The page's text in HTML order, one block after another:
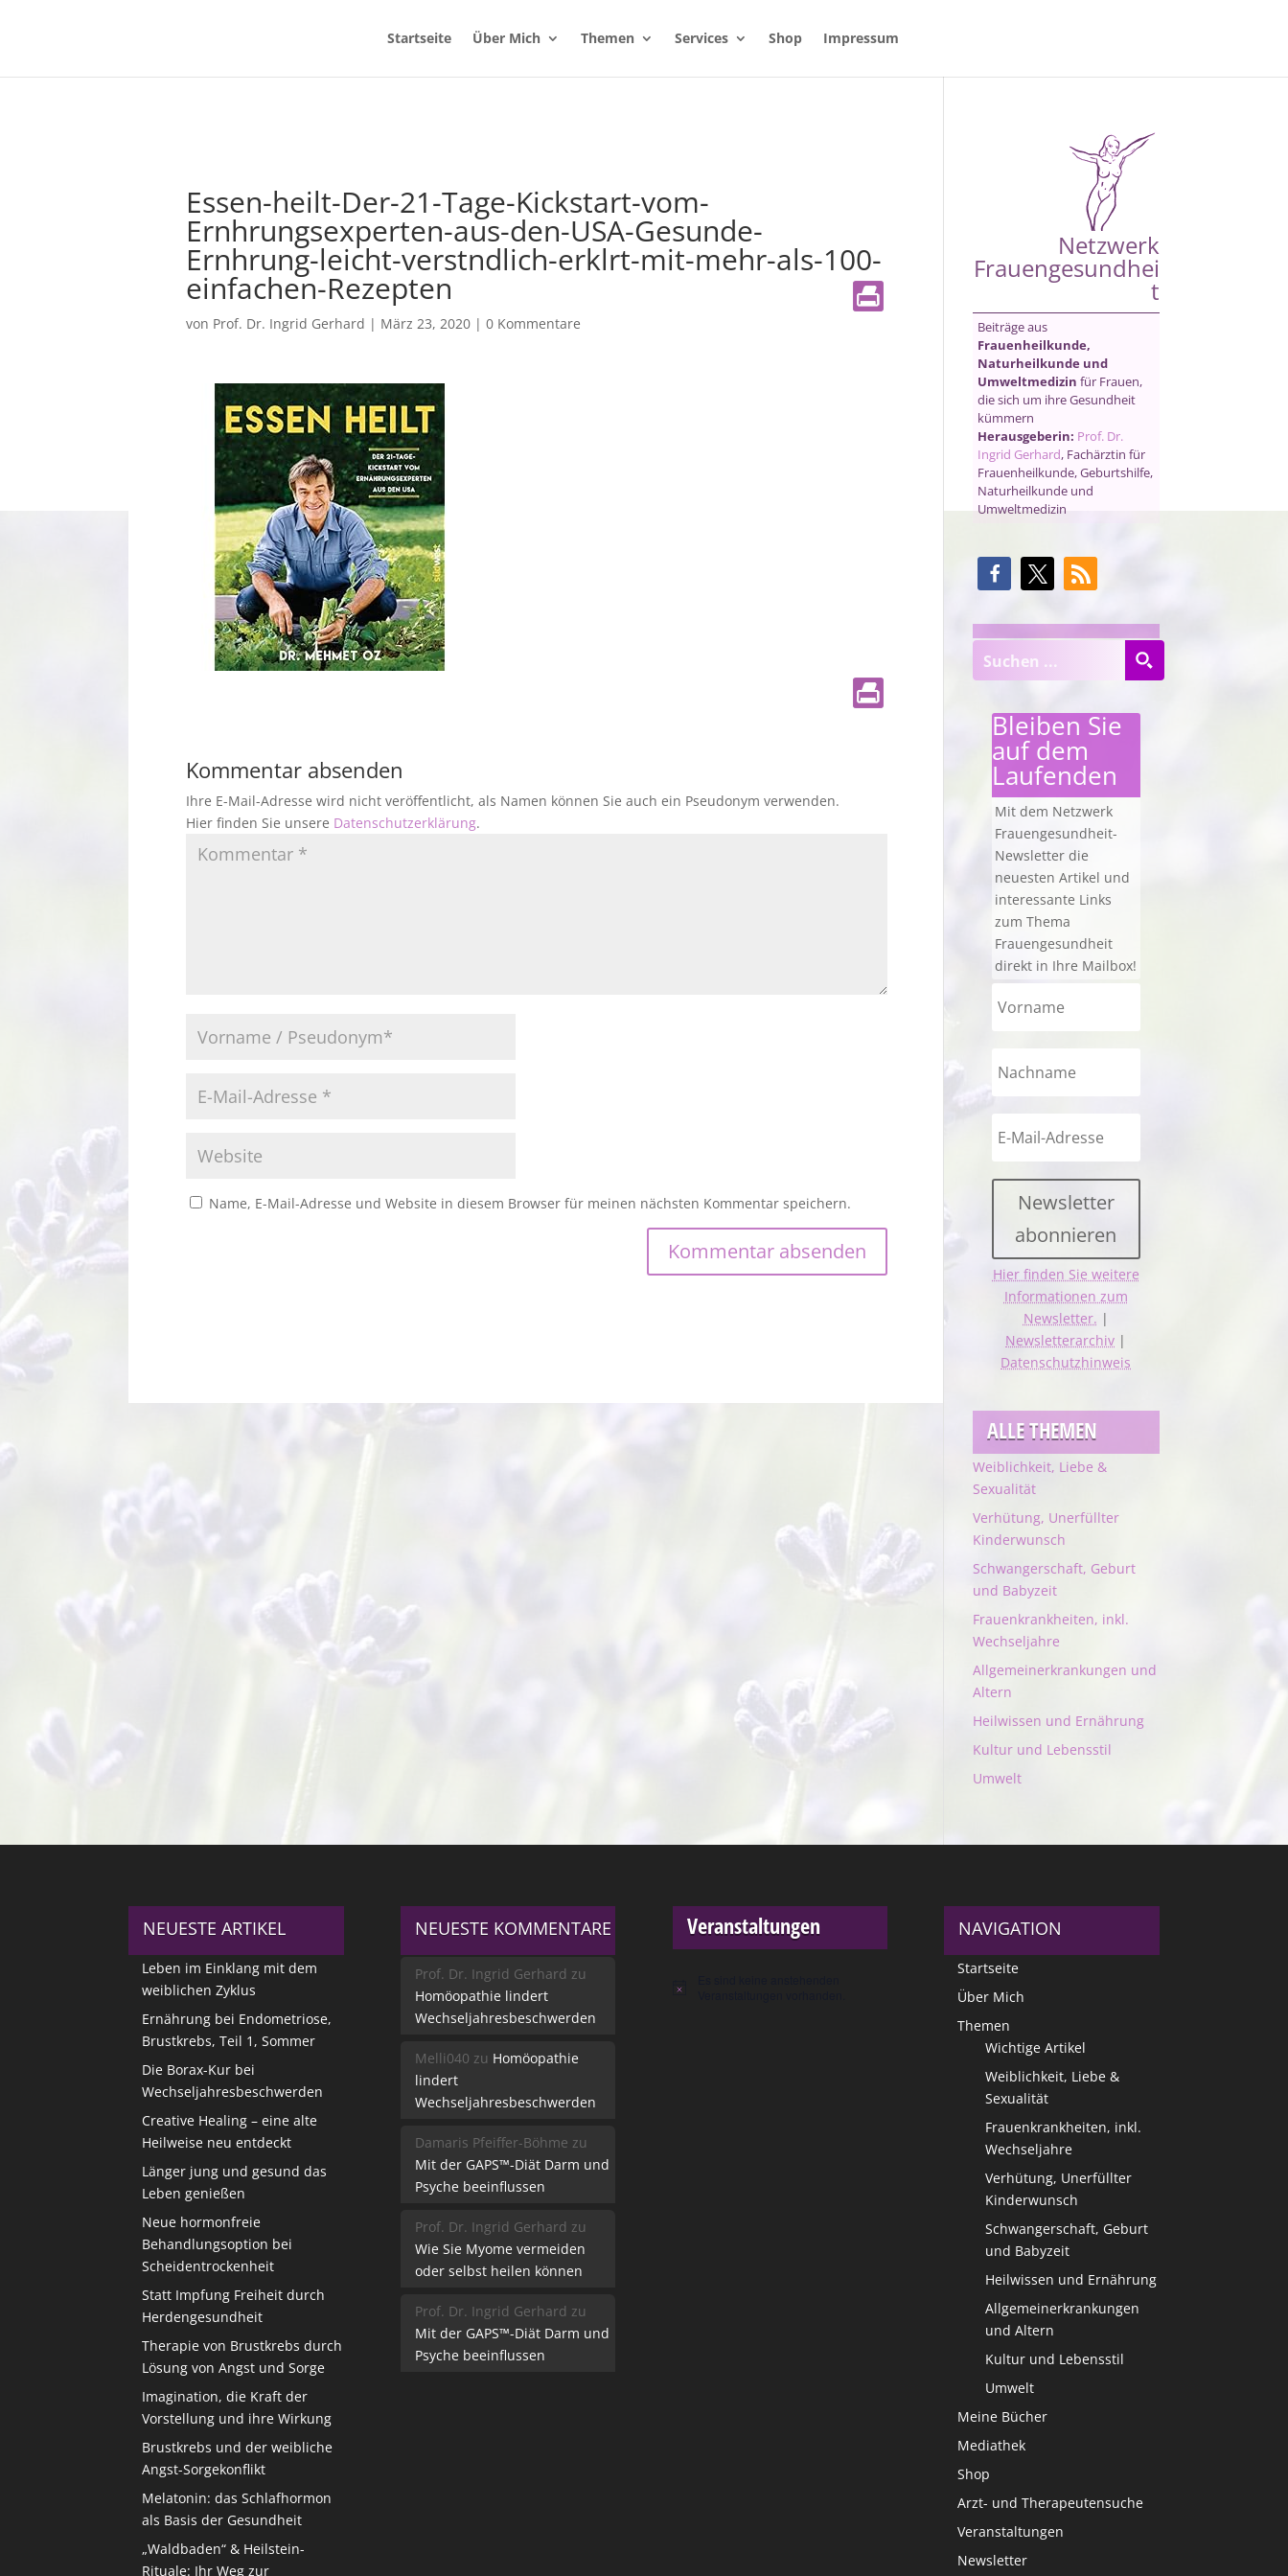
Startseite Über Mich Themen Services Shop Impressum
Essen-heilt-Der-21-Tage-Kickstart-vom-
Ernhrungsexperten-aus-den-USA-Gesunde-
Ernhrung-leicht-verstndlich-erklrt-mit-mehr-als-100-
einfachen-Rezepten
von Prof. Dr. Ingrid Gerhard | März 23, 2020| 0 Kommentare
Kommentar absenden
Ihre E-Mail-Adresse wird nicht veröffentlicht, als Namen können Sie auch ein Pseudonym verwenden.
Hier finden Sie unsere Datenschutzerklärung.
Name, E-Mail-Adresse und Website in diesem Browser für meinen nächsten Kommentar speichern.
Netzwerk
Frauengesundhei
t
Beiträge aus
Frauenheilkunde,
Naturheilkunde und
Umweltmedizin für Frauen,
die sich um ihre Gesundheit
kümmern
Herausgeberin: Prof. Dr.
Ingrid Gerhard, Fachärztin für
Frauenheilkunde, Geburtshilfe,
Naturheilkunde und
Umweltmedizin
Bleiben Sie
auf dem
Laufenden
Mit dem Netzwerk
Frauengesundheit-
Newsletter die
neuesten Artikel und
interessante Links
zum Thema
Frauengesundheit
direkt in Ihre Mailbox!
Newsletter
abonnieren
Hier finden Sie weitere
Informationen zum
Newsletter. |
Newsletterarchiv |
Datenschutzhinweis
ALLE THEMEN
Weiblichkeit, Liebe &
Sexualität
Verhütung, Unerfüllter
Kinderwunsch
Schwangerschaft, Geburt
und Babyzeit
Frauenkrankheiten, inkl.
Wechseljahre
Allgemeinerkrankungen und
Altern
Heilwissen und Ernährung
Kultur und Lebensstil
Umwelt
NEUESTE ARTIKEL
Leben im Einklang mit dem
weiblichen Zyklus
Ernährung bei Endometriose,
Brustkrebs, Teil 1, Sommer
Die Borax-Kur bei
Wechseljahresbeschwerden
Creative Healing – eine alte
Heilweise neu entdeckt
Länger jung und gesund das
Leben genießen
Neue hormonfreie
Behandlungsoption bei
Scheidentrockenheit
Statt Impfung Freiheit durch
Herdengesundheit
Therapie von Brustkrebs durch
Lösung von Angst und Sorge
Imagination, die Kraft der
Vorstellung und ihre Wirkung
Brustkrebs und der weibliche
Angst-Sorgekonflikt
Melatonin: das Schlafhormon
als Basis der Gesundheit
„Waldbaden“ & Heilstein-
Rituale: Ihr Weg zur
NEUESTE KOMMENTARE
Prof. Dr. Ingrid Gerhard zu
Homöopathie lindert
Wechseljahresbeschwerden
Melli040 zu Homöopathie
lindert
Wechseljahresbeschwerden
Damaris Pfeiffer-Böhme zu
Mit der GAPS™-Diät Darm und
Psyche beeinflussen
Prof. Dr. Ingrid Gerhard zu
Wie Sie Myome vermeiden
oder selbst heilen können
Prof. Dr. Ingrid Gerhard zu
Mit der GAPS™-Diät Darm und
Psyche beeinflussen
Veranstaltungen
Hinweis
NAVIGATION
Startseite
Über Mich
Themen
Wichtige Artikel
Weiblichkeit, Liebe &
Sexualität
Frauenkrankheiten, inkl.
Wechseljahre
Verhütung, Unerfüllter
Kinderwunsch
Schwangerschaft, Geburt
und Babyzeit
Heilwissen und Ernährung
Allgemeinerkrankungen
und Altern
Kultur und Lebensstil
Umwelt
Meine Bücher
Mediathek
Shop
Arzt- und Therapeutensuche
Veranstaltungen
Newsletter